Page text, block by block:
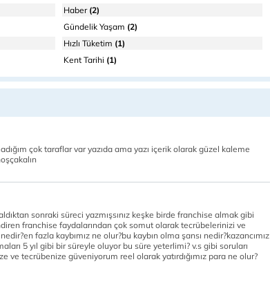
Haber(2)
Gündelik Yaşam (2)
Hızlı Tüketim (1)
Kent Tarihi (1)
çok taraflar var yazıda ama yazı içerik olarak güzel kaleme
sonraki süreci yazmışsınız keşke birde franchise almak gibi
franchise faydalarından çok somut olarak tecrübelerinizi ve
fazla kaybımız ne olur?bu kaybın olma şansı nedir?kazancımız
5 yıl gibi bir süreyle oluyor bu süre yeterlimi? v.s gibi soruları
tecrübenize güveniyorum reel olarak yatırdığımız para ne olur?